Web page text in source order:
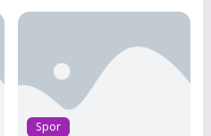
Festivali” için hazırlıklar sürüyor....
Spor